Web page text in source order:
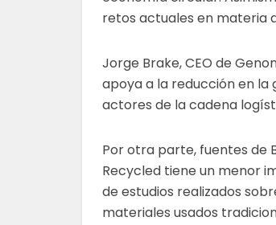
retos actuales en materia
Jorge Brake, CEO de
apoya a la reducción en la
actores de la cadena
Por otra parte, fuentes de
Recycled tiene un menor
de estudios realizados
materiales usados